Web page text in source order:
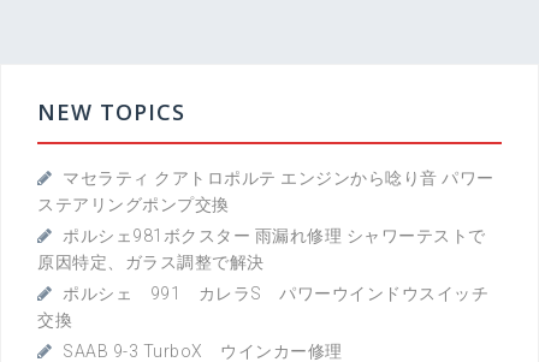
NEW TOPICS
マセラティ クアトロポルテ エンジンから唸り音 パワー
ステアリングポンプ交換
ポルシェ981ボクスター 雨漏れ修理 シャワーテストで
原因特定、ガラス調整で解決
ポルシェ 991 カレラS パワーウインドウスイッチ
交換
SAAB 9-3 TurboX ウインカー修理